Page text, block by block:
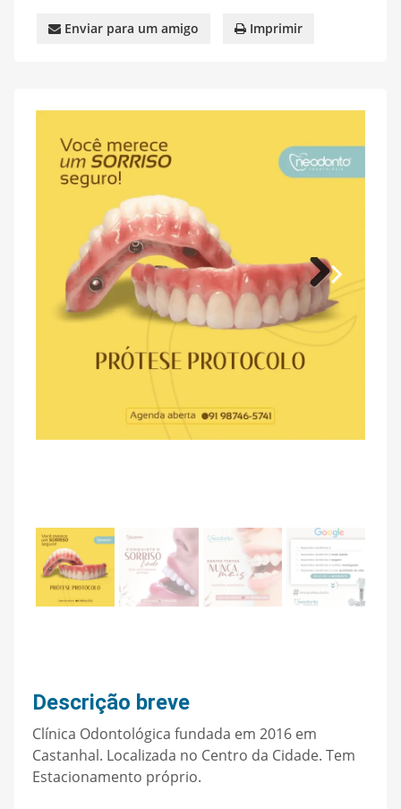
Enviar para um amigo Imprimir
Descrição breve
Clínica Odontológica fundada em 2016 em
Castanhal. Localizada no Centro da Cidade. Tem
Estacionamento próprio.